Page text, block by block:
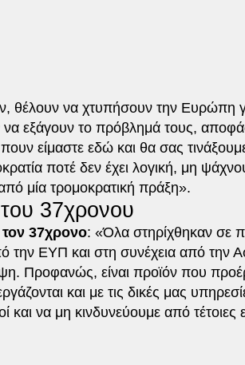
θέλουν να χτυπήσουν την Ευρώπη
να εξάγουν το πρόβλημά τους,
είμαστε εδώ και θα σας
ποτέ δεν έχει λογική, μη
μία τρομοκρατική πράξη».
37χρονου
37χρονο: «Όλα στηρίχθηκαν σε
την ΕΥΠ και στη συνέχεια από την
Προφανώς, είναι προϊόν που
και με τις δικές μας
και να μη κινδυνεύουμε από τέτοιες